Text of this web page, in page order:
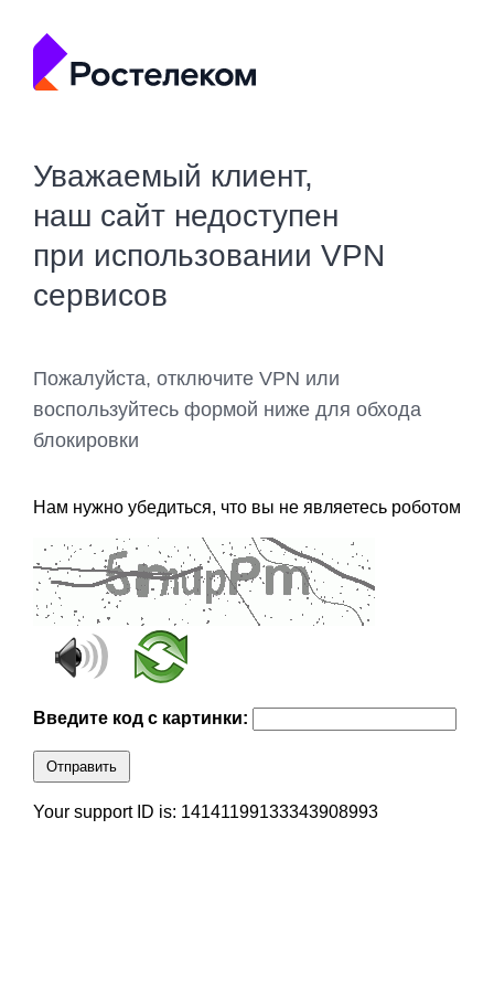
Уважаемый клиент,
наш сайт недоступен
при использовании VPN
сервисов
Пожалуйста, отключите VPN или
воспользуйтесь формой ниже для обхода
блокировки
Нам нужно убедиться, что вы не являетесь роботом
Введите код с картинки:
Отправить
Your support ID is: 14141199133343908993